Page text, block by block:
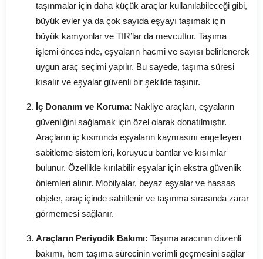
taşınmalar için daha küçük araçlar kullanılabileceği gibi,
büyük evler ya da çok sayıda eşyayı taşımak için
büyük kamyonlar ve TIR’lar da mevcuttur. Taşıma
işlemi öncesinde, eşyaların hacmi ve sayısı belirlenerek
uygun araç seçimi yapılır. Bu sayede, taşıma süresi
kısalır ve eşyalar güvenli bir şekilde taşınır.
İç Donanım ve Koruma: Nakliye araçları, eşyaların
güvenliğini sağlamak için özel olarak donatılmıştır.
Araçların iç kısmında eşyaların kaymasını engelleyen
sabitleme sistemleri, koruyucu bantlar ve kısımlar
bulunur. Özellikle kırılabilir eşyalar için ekstra güvenlik
önlemleri alınır. Mobilyalar, beyaz eşyalar ve hassas
objeler, araç içinde sabitlenir ve taşınma sırasında zarar
görmemesi sağlanır.
Araçların Periyodik Bakımı: Taşıma aracının düzenli
bakımı, hem taşıma sürecinin verimli geçmesini sağlar